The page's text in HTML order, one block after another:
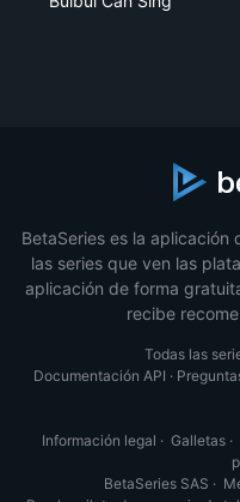
BetaSeries es la aplicación
las series que ven las
aplicación de forma
recibe
Todas las
Documentación API ·
Información legal · Galletas·
BetaSeries SAS ·